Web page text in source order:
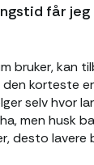
får
bruker, kan
korteste
selv hvor
men husk
desto lavere